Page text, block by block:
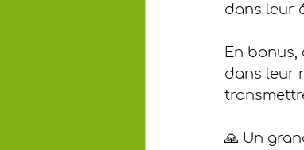
dans leur
En bonus,
dans leur
🙏 Un